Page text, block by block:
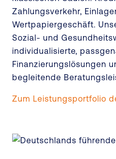
Zahlungsverkehr,
Wertpapiergeschäft.
Sozial- und
individualisierte,
Finanzierungslösungen
begleitende
Zum Leistungsportfolio